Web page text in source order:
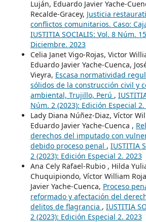
Luján, Eduardo Javier Yache-
Recalde-Gracey, Justicia
conflictos comunitarios. Caso:
IUSTITIA SOCIALIS: Vol. 8 Núm.
Diciembre. 2023
Celia Janet Vigo-Rojas, Victor
Eduardo Javier Yache-Cuenca,
Vieyra, Escasa normatividad
sólidos de la construcción civil y
ambiental, Trujillo, Perú ,
Núm. 2 (2023): Edición Especial
Lady Diana Núñez-Diaz, Víctor
Eduardo Javier Yache-Cuenca ,
derechos del imputado con
debido proceso penal , IUSTITIA
2 (2023): Edición Especial 2. 2023
Ana Cely Rafael-Rubio , Hilda
Chuquipiondo, Víctor William
Javier Yache-Cuenca, Proceso
reformado y afectación del
delitos de flagrancia , IUSTITIA
2 (2023): Edición Especial 2. 2023